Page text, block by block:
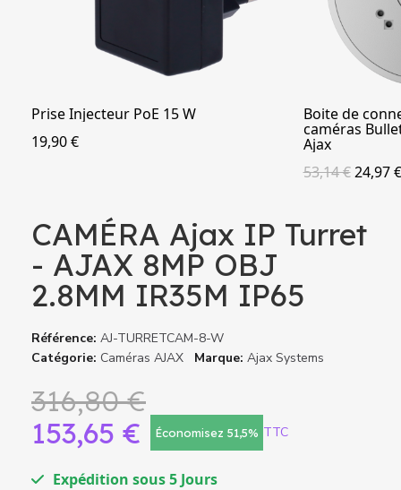
APERÇU
Prise Injecteur PoE 15 W
19,90 €
Boite de
caméras
Ajax
53,14 € 24,97 €
CAMÉRA Ajax IP Turret
- AJAX 8MP OBJ
2.8MM IR35M IP65
Référence AJ-TURRETCAM-8-W
Catégorie Caméras AJAX Marque Ajax Systems
316,80 €
153,65 €
Économisez 51,5% TTC
Expédition sous 5 Jours